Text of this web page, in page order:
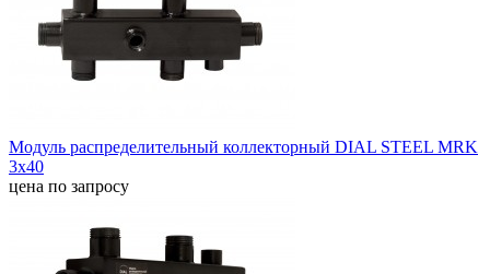
Модуль распределительный коллекторный DIAL STEEL MRK
3х40
цена по запросу